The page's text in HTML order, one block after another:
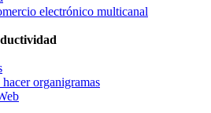
electrónico multicanal
organigramas